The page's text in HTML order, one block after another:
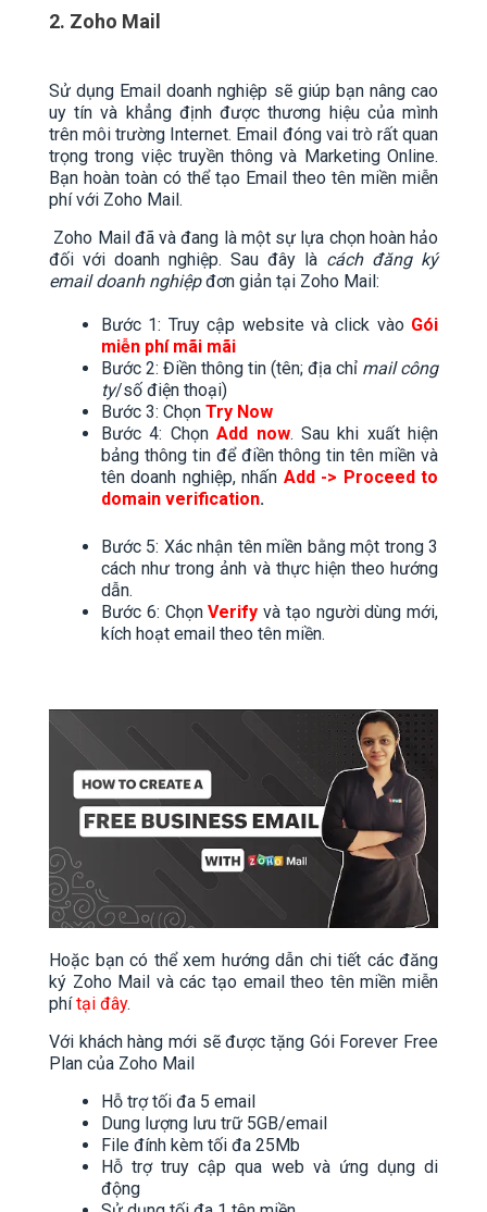
2. Zoho Mail
Sử dụng Email doanh nghiệp sẽ giúp bạn nâng cao
uy tín và khẳng định được thương hiệu của mình
trên môi trường Internet. Email đóng vai trò rất quan
trọng trong việc truyền thông và Marketing Online.
Bạn hoàn toàn có thể tạo Email theo tên miền miễn
phí với Zoho Mail.
Zoho Mail đã và đang là một sự lựa chọn hoàn hảo
đối với doanh nghiệp. Sau đây là cách đăng ký
email doanh nghiệpđơn giản tại Zoho Mail:
Bước 1: Truy cập website và click vào Gói
miễn phí mãi mãi
Bước 2: Điền thông tin (tên; địa chỉ mail công
ty/số điện thoại)
Bước 3: Chọn Try Now
Bước 4: ChọnAdd now. Sau khi xuất hiện
bảng thông tin để điền thông tin tên miền và
tên doanh nghiệp, nhấn Add -> Proceed to
domain verification.
Bước 5: Xác nhận tên miền bằng một trong 3
cách như trong ảnh và thực hiện theo hướng
dẫn.
Bước 6: ChọnVerify và tạo người dùng mới,
kích hoạt email theo tên miền.
Hoặc bạn có thể xem hướng dẫn chi tiết các đăng
ký Zoho Mail và các tạo email theo tên miền miễn
phítại đây.
Với khách hàng mới sẽ được tặng Gói Forever Free
Plan của Zoho Mail
Hỗ trợ tối đa 5 email
Dung lượng lưu trữ 5GB/email
File đính kèm tối đa 25Mb
Hỗ trợ truy cập qua web và ứng dụng di
động